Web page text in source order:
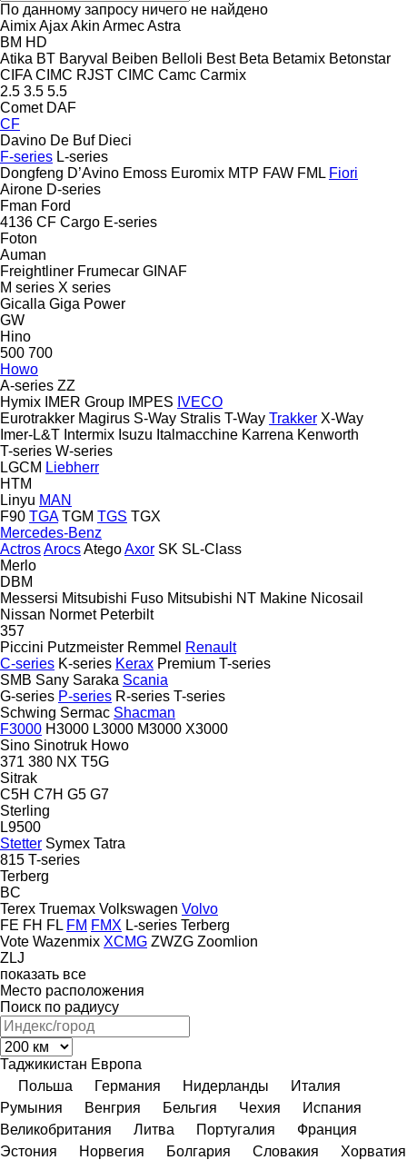
По данному запросу ничего не найдено
AimixAjaxAkin ArmecAstra
BM HD
Atika BT Baryval Beiben Belloli Best Beta Betamix Betonstar
CIFA CIMC RJST CIMC Camc Carmix
2.5 3.5 5.5
Comet DAF
CF
Davino De Buf Dieci
F-series L-series
Dongfeng D’Avino Emoss Euromix MTP FAW FML Fiori
Airone D-series
Fman Ford
4136 CF Cargo E-series
Foton
Auman
Freightliner Frumecar GINAF
M series X series
Gicalla Giga Power
GW
Hino
500 700
Howo
A-series ZZ
Hymix IMER Group IMPES IVECO
Eurotrakker Magirus S-Way Stralis T-Way Trakker X-Way
Imer-L&T Intermix Isuzu Italmacchine Karrena Kenworth
T-series W-series
LGCM Liebherr
HTM
Linyu MAN
F90 TGA TGM TGS TGX
Mercedes-Benz
ActrosArocsAtegoAxor SK SL-Class
Merlo
DBM
Messersi Mitsubishi Fuso Mitsubishi NT Makine Nicosail
Nissan Normet Peterbilt
357
Piccini Putzmeister Remmel Renault
C-series K-series Kerax Premium T-series
SMB Sany Saraka Scania
G-series P-series R-series T-series
Schwing Sermac Shacman
F3000 H3000 L3000 M3000 X3000
Sino Sinotruk Howo
371 380 NX T5G
Sitrak
C5H C7H G5 G7
Sterling
L9500
Stetter Symex Tatra
815 T-series
Terberg
BC
Terex Truemax Volkswagen Volvo
FE FH FL FM FMX L-series Terberg
Vote Wazenmix XCMG ZWZG Zoomlion
ZLJ
показать все
Место расположения
Поиск по радиусу
Таджикистан Европа
Польша
Германия Нидерланды
Италия
Румыния
Венгрия Бельгия Чехия
Испания
Великобритания
Литва Португалия
Франция
Эстония
Норвегия Болгария Словакия
Хорватия